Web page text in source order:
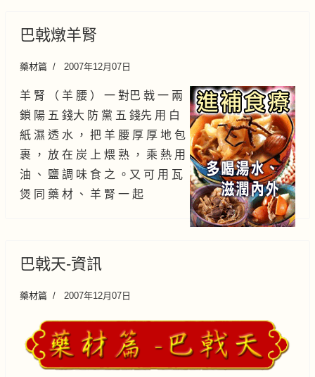
巴戟燉羊腎
藥材篇 2007年12月07日
羊 腎 （ 羊 腰 ） 一 對巴 戟 一 兩
鎖 陽 五 錢大 防 黨 五 錢先 用 白
紙 濕 透 水 ， 把 羊 腰 厚 厚 地 包
裹 ， 放 在 炭 上 煨 熟 ， 乘 熱 用
油 、 鹽 調 味 食 之 。又 可 用 瓦
煲 同 藥 材 、 羊 腎 一 起
巴戟天-資訊
藥材篇 2007年12月07日